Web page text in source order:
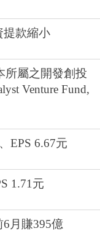
款縮小
所屬之開發創投
Venture Fund,
EPS 6.67元
1.71元
6月賺395億